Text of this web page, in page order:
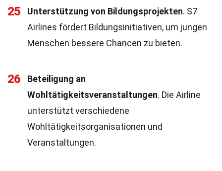
25 Unterstützung von Bildungsprojekten. S7
Airlines fördert Bildungsinitiativen, um jungen
Menschen bessere Chancen zu bieten.
26
Beteiligung an
Wohltätigkeitsveranstaltungen. Die Airline
unterstützt verschiedene
Wohltätigkeitsorganisationen und
Veranstaltungen.